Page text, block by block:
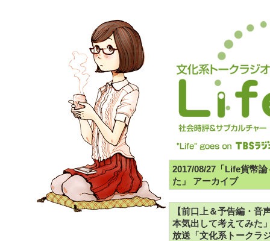
2017/08/27「Life貨幣
た」 アーカイブ
【前口上＆予告編・音
本気出して考えてみた
放送「文化系トークラ